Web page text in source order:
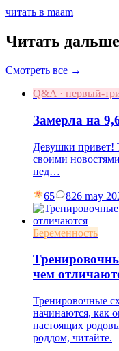
читать в maam
Читать дальше
Смотреть все →
Q&A · первый-
Замерла на
Девушки привет!
своими
нед…
65 826 may
Беременность
чем
Тренировочные
начинаются, как
настоящих
роддом, читайте.